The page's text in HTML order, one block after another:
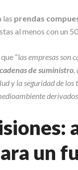
las prendas
al menos con un
“las empresas son
de suministro
y la seguridad de los
un